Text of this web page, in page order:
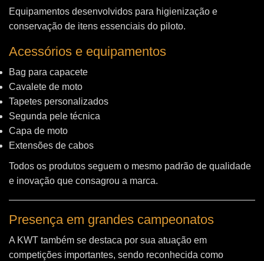
Equipamentos desenvolvidos para higienização e
conservação de itens essenciais do piloto.
Acessórios e equipamentos
Bag para capacete
Cavalete de moto
Tapetes personalizados
Segunda pele técnica
Capa de moto
Extensões de cabos
Todos os produtos seguem o mesmo padrão de qualidade
e inovação que consagrou a marca.
Presença em grandes campeonatos
A KWT também se destaca por sua atuação em
competições importantes, sendo reconhecida como